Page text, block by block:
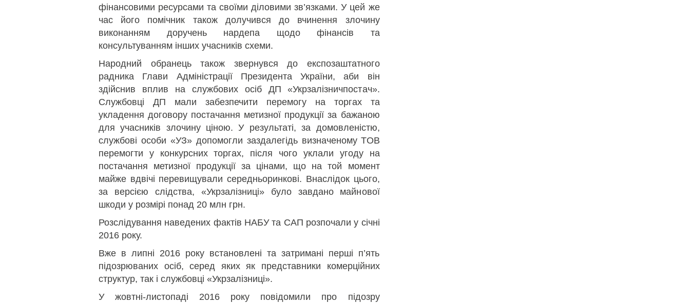
фінансовими ресурсами та своїми діловими зв’язками. У цей же
час його помічник також долучився до вчинення злочину
виконанням доручень нардепа щодо фінансів та
консультуванням інших учасників схеми.
Народний обранець також звернувся до експозаштатного
радника Глави Адміністрації Президента України, аби він
здійснив вплив на службових осіб ДП «Укрзалізничпостач».
Службовці ДП мали забезпечити перемогу на торгах та
укладення договору постачання метизної продукції за бажаною
для учасників злочину ціною. У результаті, за домовленістю,
службові особи «УЗ» допомогли заздалегідь визначеному ТОВ
перемогти у конкурсних торгах, після чого уклали угоду на
постачання метизної продукції за цінами, що на той момент
майже вдвічі перевищували середньоринкові. Внаслідок цього,
за версією слідства, «Укрзалізниці» було завдано майнової
шкоди у розмірі понад 20 млн грн.
Розслідування наведених фактів НАБУ та САП розпочали у січні
2016 року.
Вже в липні 2016 року встановлені та затримані перші п’ять
підозрюваних осіб, серед яких як представники комерційних
структур, так і службовці «Укрзалізниці».
У жовтні-листопаді 2016 року повідомили про підозру